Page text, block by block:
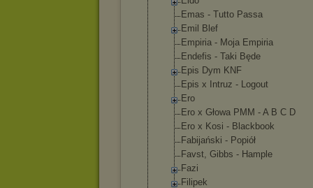
Emas - Tutto Passa
Emil Blef
Empiria - Moja Empiria
Endefis - Taki Będe
Epis Dym KNF
Epis x Intruz - Logout
Ero
Ero x Głowa PMM - A B C D
Ero x Kosi - Blackbook
Fabijański - Popiół
Favst, Gibbs - Hample
Fazi
Filipek